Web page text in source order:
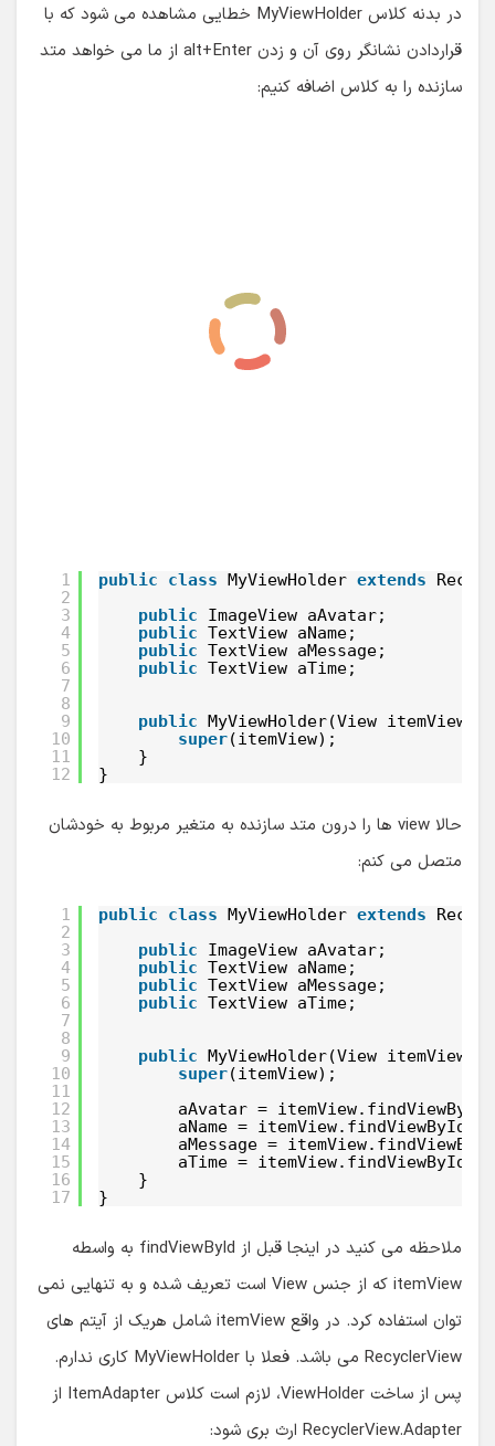
در بدنه کلاس MyViewHolder خطایی مشاهده می شود که با
قراردادن نشانگر روی آن و زدن alt+Enter از ما می خواهد متد
سازنده را به کلاس اضافه کنیم:
1
2
3
4
5
6
7
8
9
10
11
12
public class MyViewHolder extends
public
ImageView aAvatar;
public TextView aName;
public TextView aMessage;
public TextView aTime;
public MyViewHolder(View itemView) {
super(itemView);
}
}
حالا view ها را درون متد سازنده به متغیر مربوط به خودشان
متصل می کنم:
1
2
3
4
5
6
7
8
9
10
11
12
13
14
15
16
17
public class MyViewHolder extends
public
ImageView aAvatar;
public TextView aName;
public TextView aMessage;
public TextView aTime;
public MyViewHolder(View itemView) {
super(itemView);
aAvatar =
aName =
aMessage =
aTime =
}
}
ملاحظه می کنید در اینجا قبل از findViewById به واسطه
itemView که از جنس View است تعریف شده و به تنهایی نمی
توان استفاده کرد. در واقع itemView شامل هریک از آیتم های
RecyclerView می باشد. فعلا با MyViewHolder کاری ندارم.
پس از ساخت ViewHolder، لازم است کلاس ItemAdapter از
RecyclerView.Adapter ارث بری شود: